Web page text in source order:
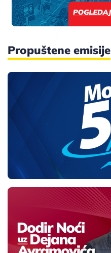
Propuštene emisije